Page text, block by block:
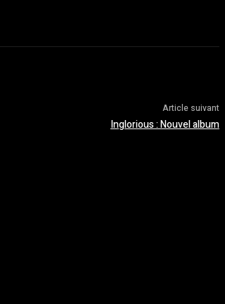
Article suivant
Inglorious : Nouvel album